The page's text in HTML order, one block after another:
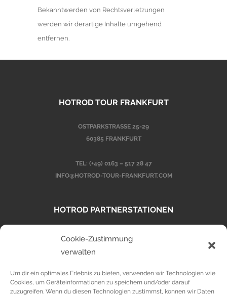
Cookie-Zustimmung
verwalten
Um dir ein optimales Erlebnis zu bieten, verwenden wir Technologien wie
Cookies, um Geräteinformationen zu speichern und/oder darauf
zuzugreifen. Wenn du diesen Technologien zustimmst, können wir Daten
Bekanntwerden von Rechtsverletzungen
werden wir derartige Inhalte umgehend
entfernen.
HOTROD TOUR FRANKFURT
OSTPARKSTRASSE 25-29
60385 FRANKFURT
TEL: (+49) 0163 – 517 28 47
INFO@HOTROD-TOUR-FRANKFURT.COM
HOTROD PARTNERSTATIONEN
HOTROD TOUR BERLIN
DATENSCHUTZ